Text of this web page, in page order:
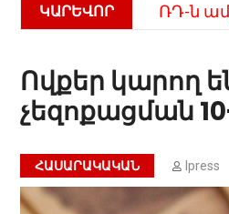
ԿԱՐԵՎՈՐ ՌԴ-ն
Ովքեր կարող
չեզոքացման
ՀԱՍԱՐԱԿԱԿԱՆ Ipress